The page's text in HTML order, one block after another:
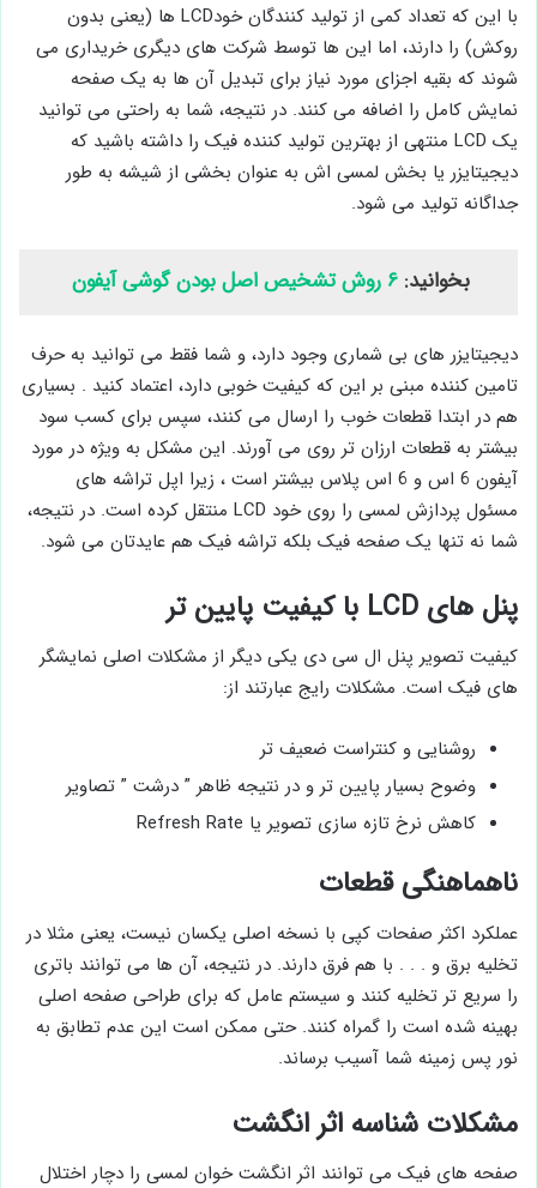
با این که تعداد کمی از تولید کنندگان خودLCD ها (یعنی بدون
روکش) را دارند، اما این ها توسط شرکت های دیگری خریداری می
‌شوند که بقیه اجزای مورد نیاز برای تبدیل آن ها به یک صفحه‌
نمایش کامل را اضافه می ‌کنند. در نتیجه، شما به راحتی می ‌توانید
یک LCD منتهی از بهترین تولید کننده فیک را داشته باشید که
دیجیتایزر یا بخش لمسی‌ اش به عنوان بخشی از شیشه‌‌ به طور
جداگانه تولید می ‌شود.
بخوانید: ۶ روش تشخیص اصل بودن گوشی آیفون
دیجیتایزر های بی ‌شماری وجود دارد، و شما فقط می ‌توانید به حرف
تامین‌ کننده مبنی بر این که کیفیت خوبی دارد، اعتماد کنید . بسیاری
هم در ابتدا قطعات خوب را ارسال می ‌کنند، سپس برای کسب سود
بیشتر به قطعات ارزان تر روی می‌ آورند. این مشکل به ویژه در مورد
آیفون 6 اس و 6 اس پلاس بیشتر است ، زیرا اپل تراشه‌ های
مسئول پردازش لمسی را روی خود LCD منتقل کرده است. در نتیجه،
شما نه تنها یک صفحه فیک بلکه تراشه فیک هم عایدتان می ‌شود.
پنل‌ های LCD با کیفیت پایین ‌تر
کیفیت تصویر پنل ال سی دی یکی دیگر از مشکلات اصلی نمایشگر
های فیک است. مشکلات رایج عبارتند از:
روشنایی و کنتراست ضعیف ‌تر
وضوح بسیار پایین ‌تر و در نتیجه ظاهر ” درشت ” تصاویر
کاهش نرخ تازه ‌سازی تصویر یا Refresh Rate
ناهماهنگی قطعات
عملکرد اکثر صفحات کپی با نسخه اصلی یکسان نیست، یعنی مثلا در
تخلیه برق و . . . با هم فرق دارند. در نتیجه، آن ها می‌ توانند باتری
را سریع تر تخلیه کنند و سیستم‌ عامل که برای طراحی صفحه اصلی
بهینه شده است را گمراه کنند. حتی ممکن است این عدم تطابق به
نور پس‌ زمینه شما آسیب برساند.
مشکلات شناسه اثر انگشت
صفحه ‌های فیک می‌ توانند اثر انگشت ‌خوان لمسی را دچار اختلال